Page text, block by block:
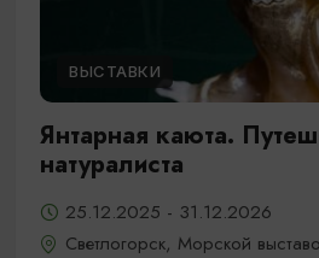
ВЫСТАВКИ
Янтарная каюта.
натуралиста
25.12.2025 - 31.12.2026
Светлогорск, Морской